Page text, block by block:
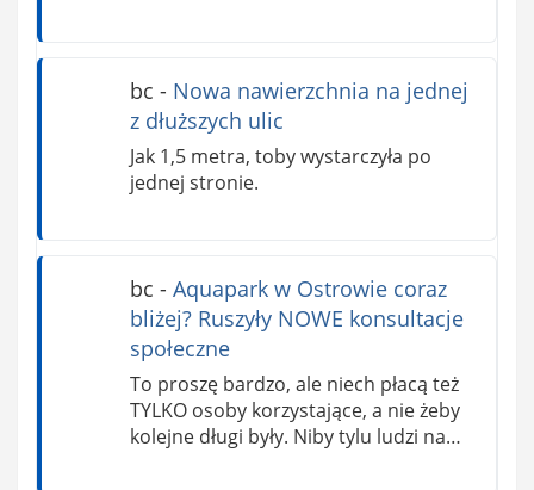
bc - Nowa nawierzchnia na jednej
z dłuższych ulic
Jak 1,5 metra, toby wystarczyła po
jednej stronie.
bc - Aquapark w Ostrowie coraz
bliżej? Ruszyły NOWE konsultacje
społeczne
To proszę bardzo, ale niech płacą też
TYLKO osoby korzystające, a nie żeby
kolejne długi były. Niby tylu ludzi na…